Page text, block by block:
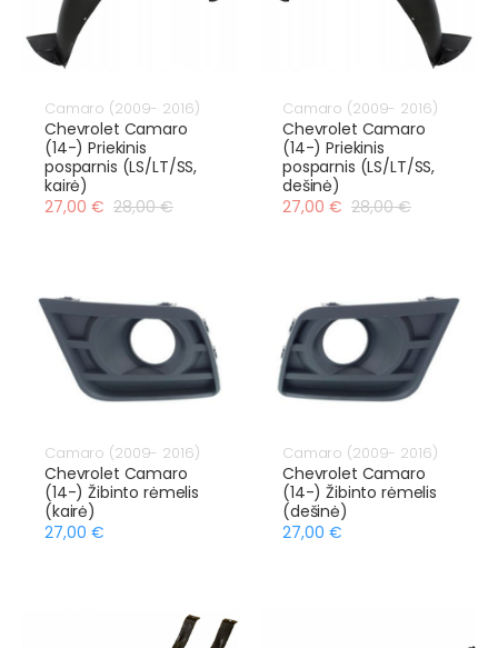
Camaro (2009- 2016)
Chevrolet Camaro
(14-) Priekinis
posparnis (LS/LT/SS,
kairė)
27,00 € 28,00 €
Camaro (2009- 2016)
Chevrolet Camaro
(14-) Priekinis
posparnis (LS/LT/SS,
dešinė)
27,00 € 28,00 €
Camaro (2009- 2016)
Chevrolet Camaro
(14-) Žibinto rėmelis
(kairė)
27,00 €
Camaro (2009- 2016)
Chevrolet Camaro
(14-) Žibinto rėmelis
(dešinė)
27,00 €